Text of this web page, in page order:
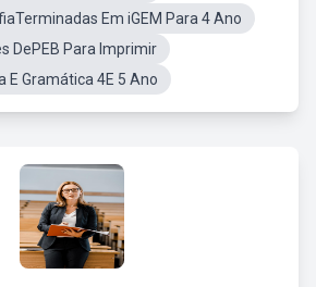
Em iGEM Para 4 Ano
DePEB Para Imprimir
E Gramática 4E 5 Ano